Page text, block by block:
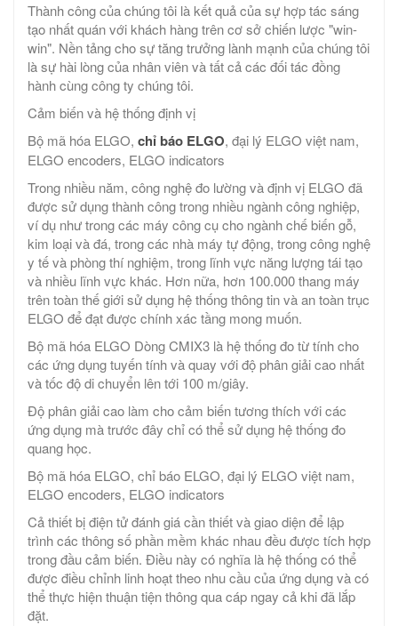
Thành công của chúng tôi là kết quả của sự hợp tác sáng
tạo nhất quán với khách hàng trên cơ sở chiến lược "win-
win". Nền tảng cho sự tăng trưởng lành mạnh của chúng tôi
là sự hài lòng của nhân viên và tất cả các đối tác đồng
hành cùng công ty chúng tôi.
Cảm biến và hệ thống định vị
Bộ mã hóa ELGO, chỉ báo ELGO, đại lý ELGO việt nam,
ELGO encoders, ELGO indicators
Trong nhiều năm, công nghệ đo lường và định vị ELGO đã
được sử dụng thành công trong nhiều ngành công nghiệp,
ví dụ như trong các máy công cụ cho ngành chế biến gỗ,
kim loại và đá, trong các nhà máy tự động, trong công nghệ
y tế và phòng thí nghiệm, trong lĩnh vực năng lượng tái tạo
và nhiều lĩnh vực khác. Hơn nữa, hơn 100.000 thang máy
trên toàn thế giới sử dụng hệ thống thông tin và an toàn trục
ELGO để đạt được chính xác tầng mong muốn.
Bộ mã hóa ELGO Dòng CMIX3 là hệ thống đo từ tính cho
các ứng dụng tuyến tính và quay với độ phân giải cao nhất
và tốc độ di chuyển lên tới 100 m/giây.
Độ phân giải cao làm cho cảm biến tương thích với các
ứng dụng mà trước đây chỉ có thể sử dụng hệ thống đo
quang học.
Bộ mã hóa ELGO, chỉ báo ELGO, đại lý ELGO việt nam,
ELGO encoders, ELGO indicators
Cả thiết bị điện tử đánh giá cần thiết và giao diện để lập
trình các thông số phần mềm khác nhau đều được tích hợp
trong đầu cảm biến. Điều này có nghĩa là hệ thống có thể
được điều chỉnh linh hoạt theo nhu cầu của ứng dụng và có
thể thực hiện thuận tiện thông qua cáp ngay cả khi đã lắp
đặt.